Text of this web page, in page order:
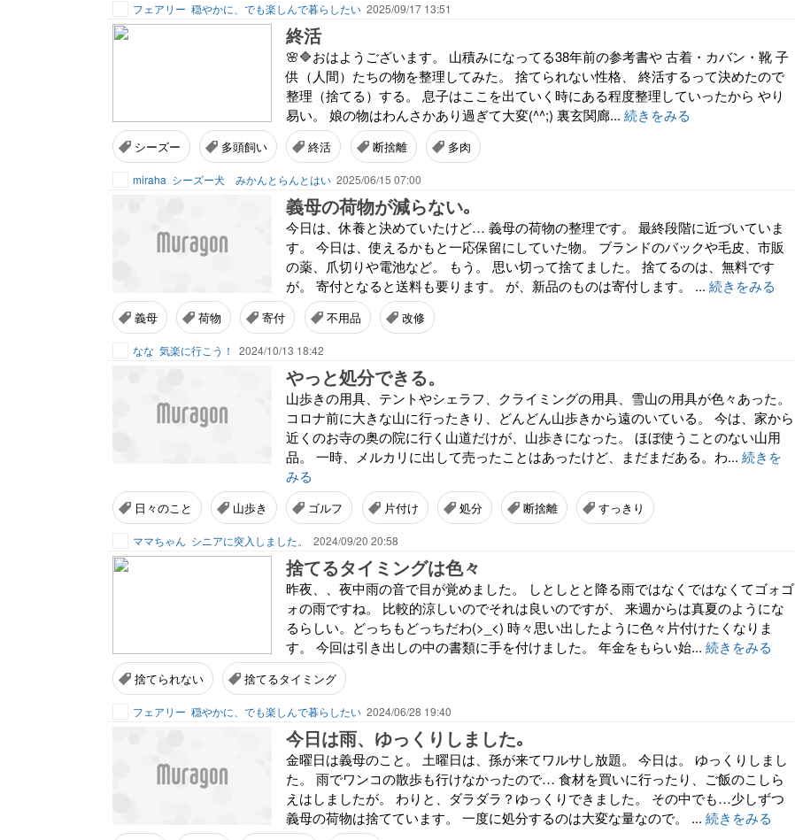
フェアリー 穏やかに、でも楽しんで暮らしたい 2025/09/17 13:51
終活
🌸🔷おはようございます。 山積みになってる38年前の参考書や 古着・カバン・靴 子
供（人間）たちの物を整理してみた。 捨てられない性格、 終活するって決めたので
整理（捨てる）する。 息子はここを出ていく時にある程度整理していったから やり
易い。 娘の物はわんさかあり過ぎて大変(^^;) 裏玄関廊... 続きをみる
シーズー 多頭飼い 終活 断捨離 多肉
miraha シーズー犬 みかんとらんとはい 2025/06/15 07:00
義母の荷物が減らない｡
今日は、休養と決めていたけど… 義母の荷物の整理です。 最終段階に近づいていま
す。 今日は、使えるかもと一応保留にしていた物。 ブランドのバックや毛皮、市販
の薬、爪切りや電池など。 もう。 思い切って捨てました。 捨てるのは、無料です
が。 寄付となると送料も要ります。 が、新品のものは寄付します。 ... 続きをみる
義母 荷物 寄付 不用品 改修
なな 気楽に行こう！ 2024/10/13 18:42
やっと処分できる。
山歩きの用具、テントやシェラフ、クライミングの用具、雪山の用具が色々あった。
コロナ前に大きな山に行ったきり、どんどん山歩きから遠のいている。 今は、家から
近くのお寺の奥の院に行く山道だけが、山歩きになった。 ほぼ使うことのない山用
品。 一時、メルカリに出して売ったことはあったけど、まだまだある。わ... 続きを
みる
日々のこと 山歩き ゴルフ 片付け 処分 断捨離 すっきり
ママちゃん シニアに突入しました。 2024/09/20 20:58
捨てるタイミングは色々
昨夜、、夜中雨の音で目が覚めました。 しとしとと降る雨ではなくではなくてゴォゴ
ォの雨ですね。 比較的涼しいのでそれは良いのですが、 来週からは真夏のようにな
るらしい。どっちもどっちだわ(>_<) 時々思い出したように色々片付けたくなりま
す。 今回は引き出しの中の書類に手を付けました。 年金をもらい始... 続きをみる
捨てられない 捨てるタイミング
フェアリー 穏やかに、でも楽しんで暮らしたい 2024/06/28 19:40
今日は雨、ゆっくりしました｡
金曜日は義母のこと。 土曜日は、孫が来てワルサし放題。 今日は。 ゆっくりしまし
た。 雨でワンコの散歩も行けなかったので… 食材を買いに行ったり、ご飯のこしら
えはしましたが。 わりと、ダラダラ？ゆっくりできました。 その中でも…少しずつ
義母の荷物は捨てています。 一度に処分するのは大変な量なので。 ... 続きをみる